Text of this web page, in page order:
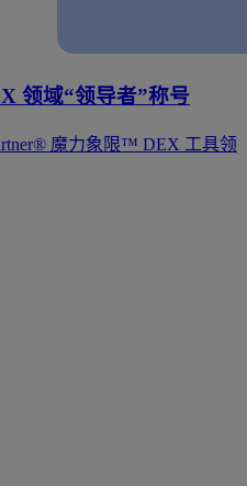
领域“领导者”称号
魔力象限™ DEX 工具领